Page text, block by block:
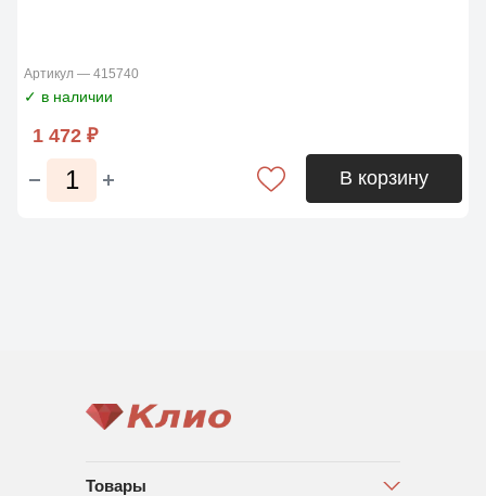
Артикул — 415740
✓ в наличии
1 472 ₽
В корзину
Товары